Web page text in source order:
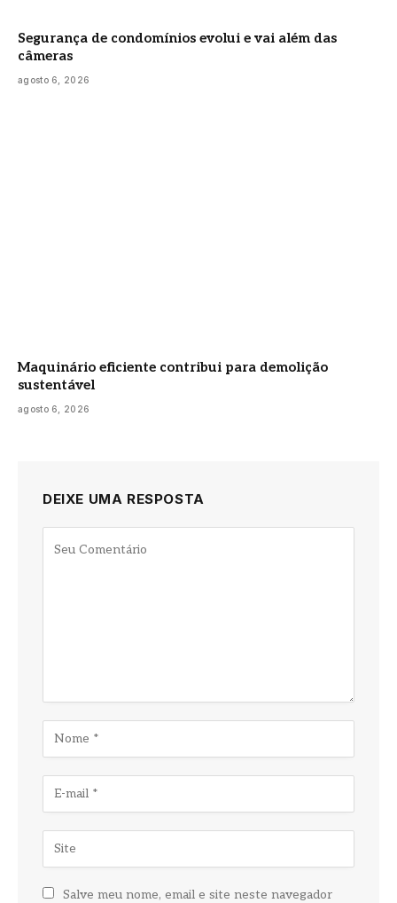
Segurança de condomínios evolui e vai além das
câmeras
agosto 6, 2026
Maquinário eficiente contribui para demolição
sustentável
agosto 6, 2026
DEIXE UMA RESPOSTA
Salve meu nome, email e site neste navegador